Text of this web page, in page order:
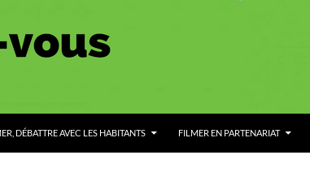
DÉBATTRE AVEC LES HABITANTS FILMER EN PARTENARIAT